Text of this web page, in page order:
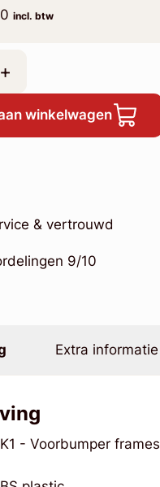
incl. btw
+
winkelwagen
& vertrouwd
9/10
Extra informatie
- Voorbumper frames